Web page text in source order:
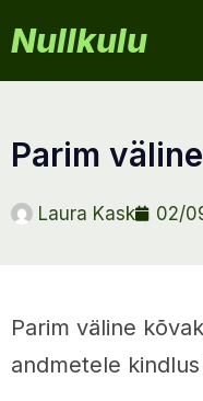
Nullkulu
parim
Laura Kask 02/
Parim väline
andmetele